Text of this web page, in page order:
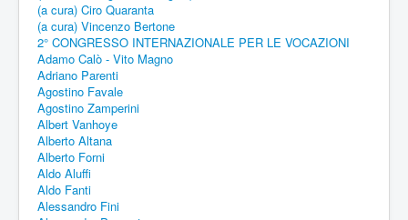
(a cura) Ciro Quaranta
(a cura) Vincenzo Bertone
2° CONGRESSO INTERNAZIONALE PER LE VOCAZIONI
Adamo Calò - Vito Magno
Adriano Parenti
Agostino Favale
Agostino Zamperini
Albert Vanhoye
Alberto Altana
Alberto Forni
Aldo Aluffi
Aldo Fanti
Alessandro Fini